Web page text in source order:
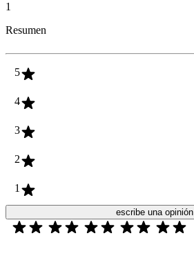
1
Resumen
5
4
3
2
1
escribe una opinión